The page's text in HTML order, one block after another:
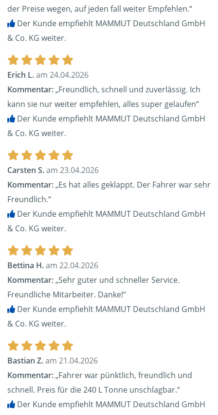
der Preise wegen, auf jeden fall weiter Empfehlen.“
Der Kunde empfiehlt MAMMUT Deutschland GmbH
& Co. KG weiter.
Erich L.am 24.04.2026
Kommentar:„Freundlich, schnell und zuverlässig. Ich
kann sie nur weiter empfehlen, alles super gelaufen“
Der Kunde empfiehlt MAMMUT Deutschland GmbH
& Co. KG weiter.
Carsten S.am 23.04.2026
Kommentar:„Es hat alles geklappt. Der Fahrer war sehr
Freundlich.“
Der Kunde empfiehlt MAMMUT Deutschland GmbH
& Co. KG weiter.
Bettina H.am 22.04.2026
Kommentar:„Sehr guter und schneller Service.
Freundliche Mitarbeiter. Danke!“
Der Kunde empfiehlt MAMMUT Deutschland GmbH
& Co. KG weiter.
Bastian Z.am 21.04.2026
Kommentar:„Fahrer war pünktlich, freundlich und
schnell. Preis für die 240 L Tonne unschlagbar.“
Der Kunde empfiehlt MAMMUT Deutschland GmbH